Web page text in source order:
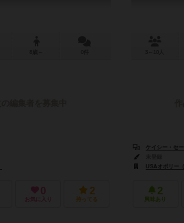
0
お気に入り
2
持ってる
ケイシー・セ
USAオポリー
2
興味あり